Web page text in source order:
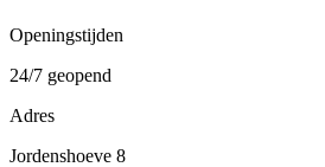
Openingstijden
24/7 geopend
Adres
Jordenshoeve 8